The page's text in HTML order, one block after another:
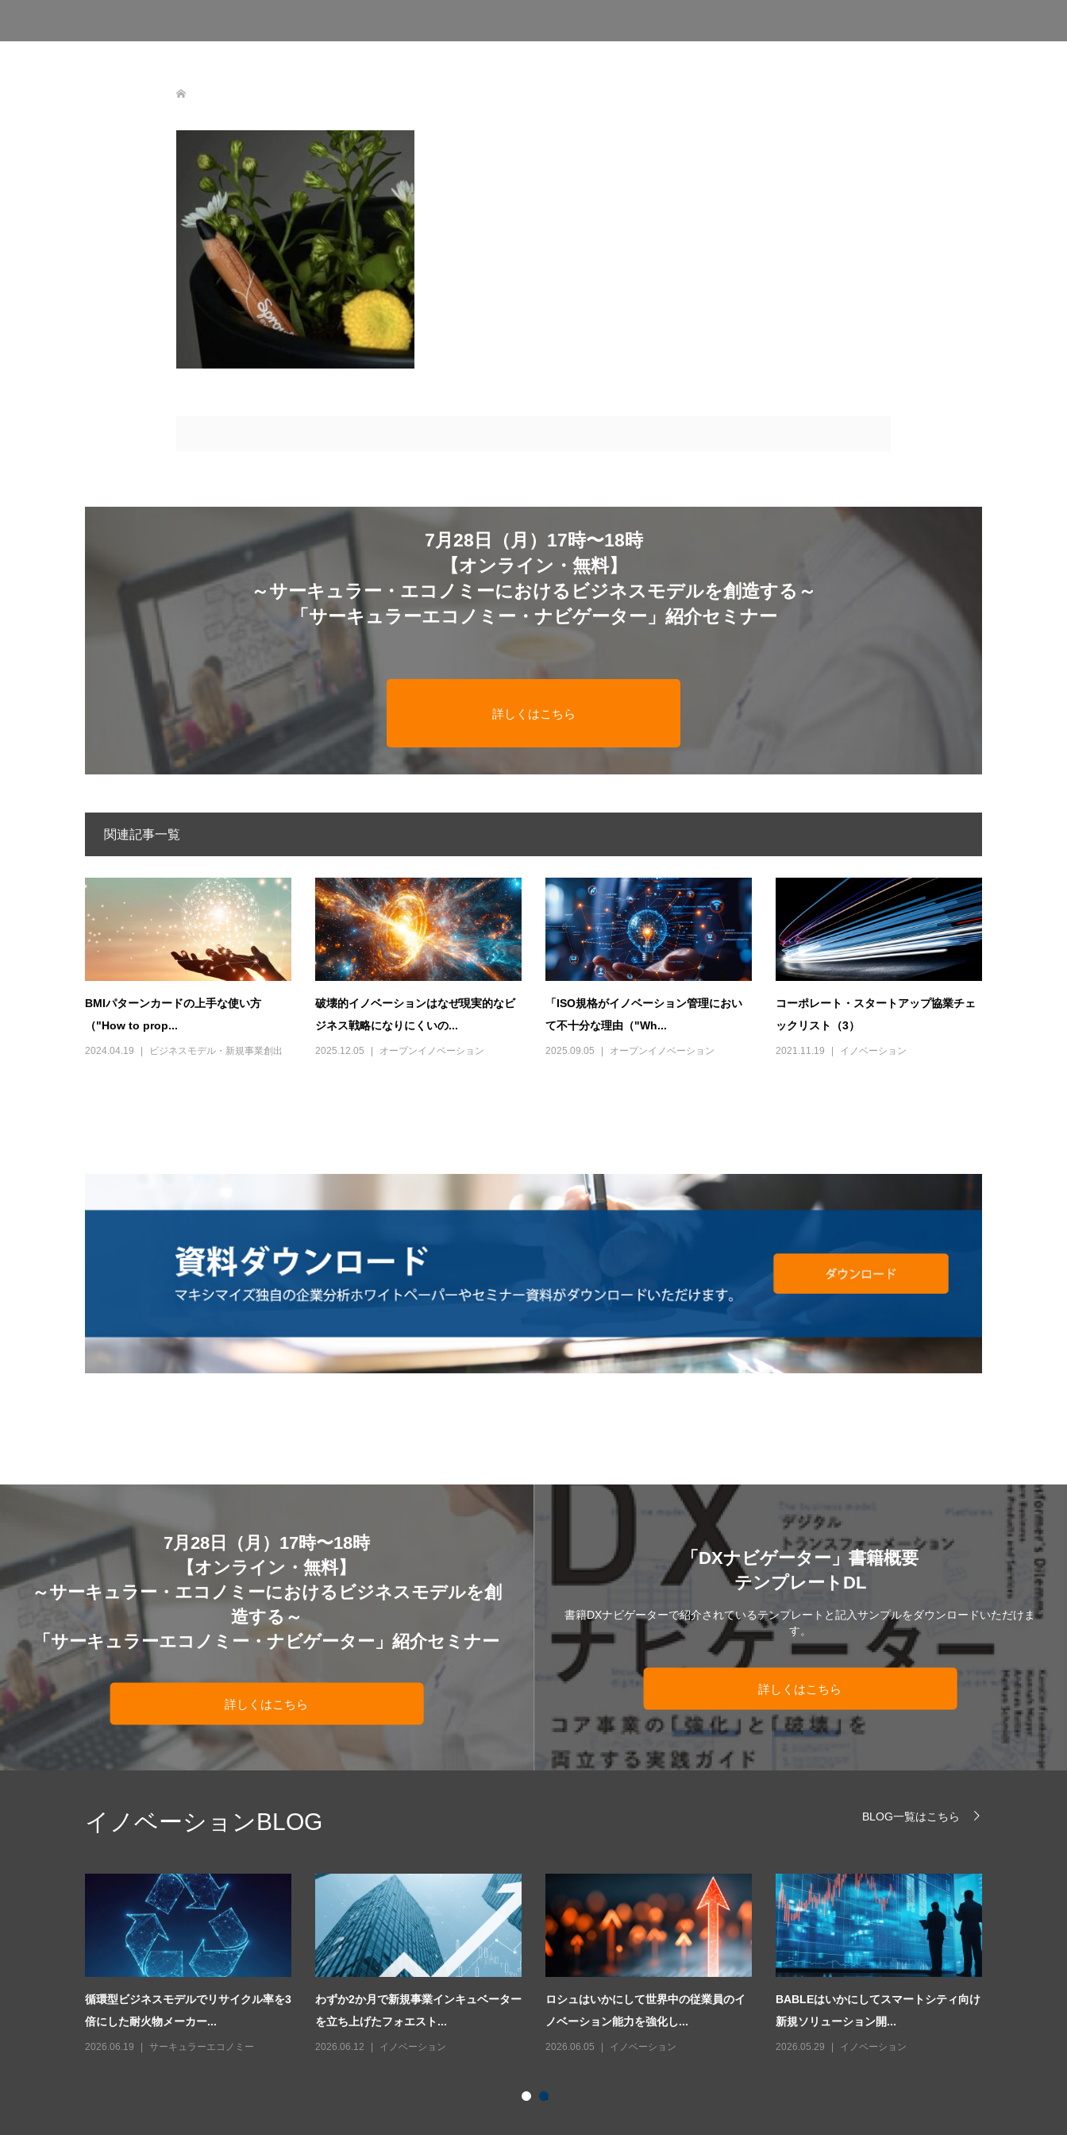
7月28日（月）17時〜18時
【オンライン・無料】
～サーキュラー・エコノミーにおけるビジネスモデルを創造する～
「サーキュラーエコノミー・ナビゲーター」紹介セミナー
詳しくはこちら
関連記事一覧
BMIパターンカードの上手な使い方
（"How to prop...
2024.04.19 ビジネスモデル・新規事業創出
破壊的イノベーションはなぜ現実的なビ
ジネス戦略になりにくいの...
2025.12.05 オープンイノベーション
「ISO規格がイノベーション管理におい
て不十分な理由（"Wh...
2025.09.05 オープンイノベーション
コーポレート・スタートアップ協業チェ
ックリスト（3）
2021.11.19 イノベーション
7月28日（月）17時〜18時
【オンライン・無料】
～サーキュラー・エコノミーにおけるビジネスモデルを創
造する～
「サーキュラーエコノミー・ナビゲーター」紹介セミナー
詳しくはこちら
「DXナビゲーター」書籍概要
テンプレートDL
書籍DXナビゲーターで紹介されているテンプレートと記入サンプルをダウンロードいただけま
す。
詳しくはこちら
イノベーションBLOG BLOG一覧はこちら
循環型ビジネスモデルでリサイクル率を3
倍にした耐火物メーカー...
2026.06.19 サーキュラーエコノミー
わずか2か月で新規事業インキュベーター
を立ち上げたフォエスト...
2026.06.12 イノベーション
ロシュはいかにして世界中の従業員のイ
ノベーション能力を強化し...
2026.06.05 イノベーション
BABLEはいかにしてスマートシティ向け
新規ソリューション開...
2026.05.29 イノベーション